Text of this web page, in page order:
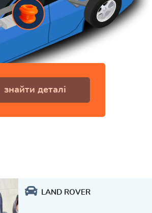
знайти деталі
LAND ROVER